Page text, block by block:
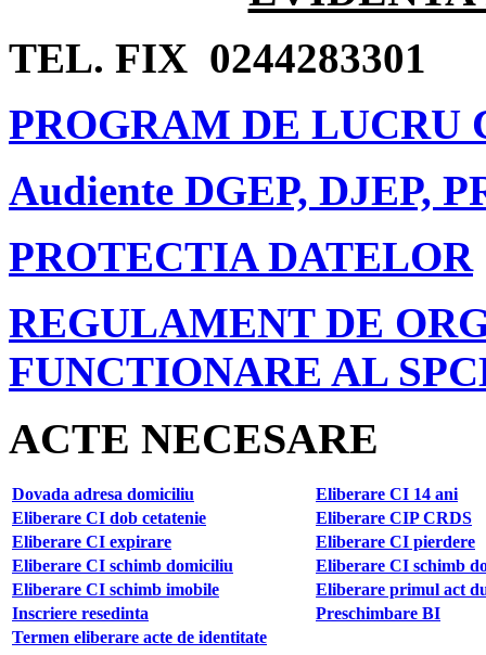
TEL. FIX 0244283301
PROGRAM DE LUCRU
Audiente DGEP, DJEP,
PROTECTIA DATELOR
REGULAMENT DE
FUNCTIONARE AL
ACTE NECESARE
Dovada adresa domiciliu
Eliberare CI 14 ani
Eliberare CI dob cetatenie
Eliberare CIP CRDS
Eliberare CI expirare
Eliberare CI pierdere
Eliberare CI schimb domiciliu
Eliberare CI schimb
Eliberare CI schimb imobile
Eliberare primul act
Inscriere resedinta
Preschimbare BI
Termen eliberare acte de identitate